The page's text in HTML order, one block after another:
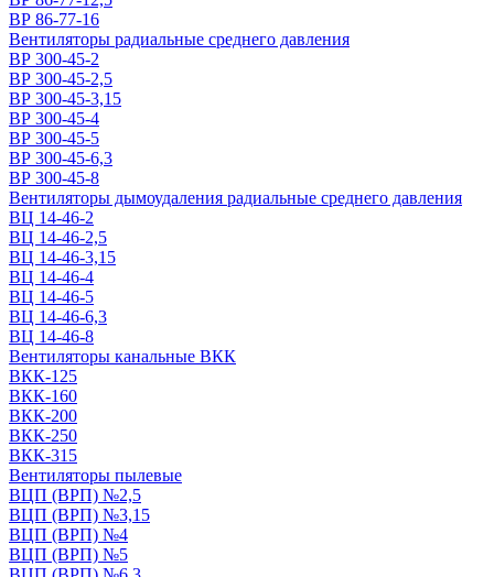
ВР 86-77-16
Вентиляторы радиальные среднего давления
ВР 300-45-2
ВР 300-45-2,5
ВР 300-45-3,15
ВР 300-45-4
ВР 300-45-5
ВР 300-45-6,3
ВР 300-45-8
Вентиляторы дымоудаления радиальные среднего давления
ВЦ 14-46-2
ВЦ 14-46-2,5
ВЦ 14-46-3,15
ВЦ 14-46-4
ВЦ 14-46-5
ВЦ 14-46-6,3
ВЦ 14-46-8
Вентиляторы канальные ВКК
ВКК-125
ВКК-160
ВКК-200
ВКК-250
ВКК-315
Вентиляторы пылевые
ВЦП (ВРП) №2,5
ВЦП (ВРП) №3,15
ВЦП (ВРП) №4
ВЦП (ВРП) №5